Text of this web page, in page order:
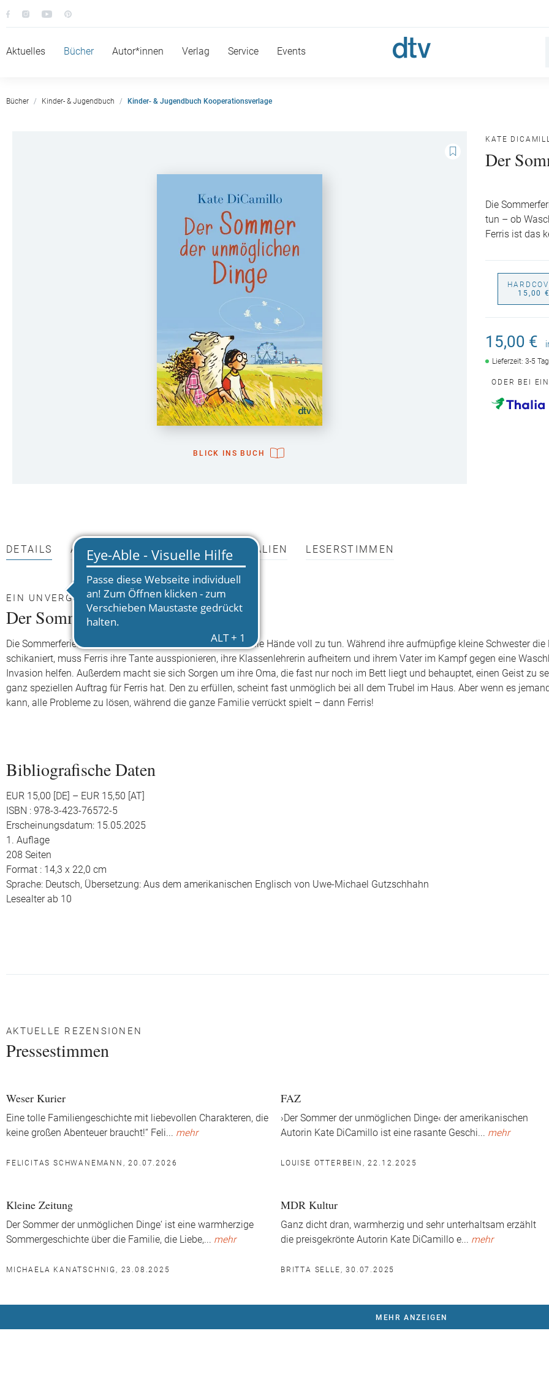
Aktuelles Bücher Autor*innen Verlag Service Events
Bücher Kinder- & Jugendbuch Kinder- & Jugendbuch Kooperationsverlage
BLICK INS BUCH
KATE
Der
Die
tun – ob
Ferris ist das
15,00 €
15,00 €
Lieferzeit: 3-5
ODER BEI
DETAILS AUTOR*INNEN PRESSEMATERIALIEN LESERSTIMMEN
EIN UNVERGESSLICHER SOMMER
Der Sommer der unmöglichen Dinge
Die Sommerferien sind da und die zehnjährige Ferris hat alle Hände voll zu tun. Während ihre aufmüpfige kleine Schwester
schikaniert, muss Ferris ihre Tante ausspionieren, ihre Klassenlehrerin aufheitern und ihrem Vater im Kampf gegen eine
Invasion helfen. Außerdem macht sie sich Sorgen um ihre Oma, die fast nur noch im Bett liegt und behauptet, einen Geist zu
ganz speziellen Auftrag für Ferris hat. Den zu erfüllen, scheint fast unmöglich bei all dem Trubel im Haus. Aber wenn es
kann, alle Probleme zu lösen, während die ganze Familie verrückt spielt – dann Ferris!
Bibliografische Daten
EUR 15,00 [DE] – EUR 15,50 [AT]
ISBN : 978-3-423-76572-5
Erscheinungsdatum: 15.05.2025
1. Auflage
208 Seiten
Format : 14,3 x 22,0 cm
Sprache: Deutsch, Übersetzung: Aus dem amerikanischen Englisch von Uwe-Michael Gutzschhahn
Lesealter ab 10
AKTUELLE REZENSIONEN
Pressestimmen
Weser Kurier
Eine tolle Familiengeschichte mit liebevollen Charakteren, die
keine großen Abenteuer braucht!“ Feli... mehr
FELICITAS SCHWANEMANN, 20.07.2026
FAZ
›Der Sommer der unmöglichen Dinge‹ der amerikanischen
Autorin Kate DiCamillo ist eine rasante Geschi... mehr
LOUISE OTTERBEIN, 22.12.2025
Kleine Zeitung
Der Sommer der unmöglichen Dinge‘ ist eine warmherzige
Sommergeschichte über die Familie, die Liebe,... mehr
MICHAELA KANATSCHNIG, 23.08.2025
MDR Kultur
Ganz dicht dran, warmherzig und sehr unterhaltsam erzählt
die preisgekrönte Autorin Kate DiCamillo e... mehr
BRITTA SELLE, 30.07.2025
MEHR ANZEIGEN